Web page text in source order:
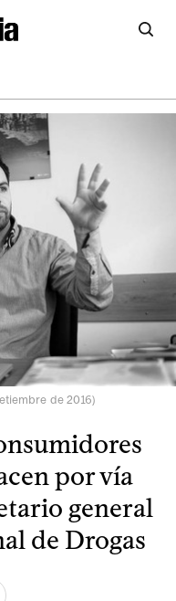
de 2016)
por vía
general
de Drogas